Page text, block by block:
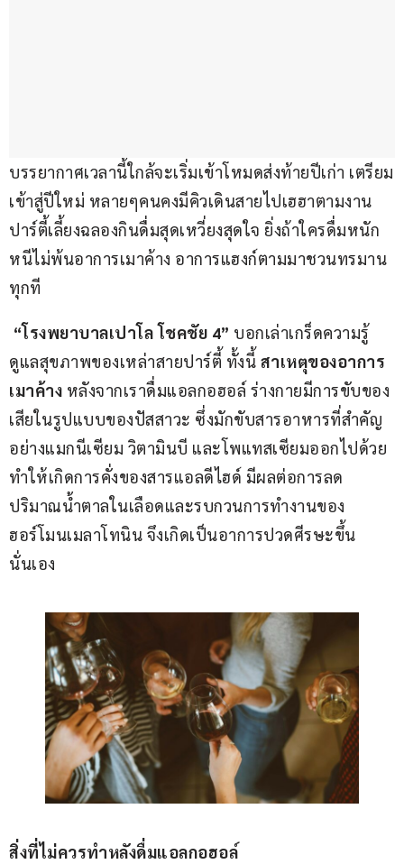
บรรยากาศเวลานี้ใกล้จะเริ่มเข้าโหมดส่งท้ายปีเก่า เตรียม
เข้าสู่ปีใหม่ หลายๆคนคงมีคิวเดินสายไปเฮฮาตามงาน
ปาร์ตี้เลี้ยงฉลองกินดื่มสุดเหวี่ยงสุดใจ ยิ่งถ้าใครดื่มหนัก
หนีไม่พ้นอาการเมาค้าง อาการแฮงก์ตามมาชวนทรมาน
ทุกที
“โรงพยาบาลเปาโล โชคชัย 4” บอกเล่าเกร็ดความรู้
ดูแลสุขภาพของเหล่าสายปาร์ตี้ ทั้งนี้ สาเหตุของอาการ
เมาค้าง หลังจากเราดื่มแอลกอฮอล์ ร่างกายมีการขับของ
เสียในรูปแบบของปัสสาวะ ซึ่งมักขับสารอาหารที่สำคัญ
อย่างแมกนีเซียม วิตามินบี และโพแทสเซียมออกไปด้วย
ทำให้เกิดการคั่งของสารแอลดีไฮด์ มีผลต่อการลด
ปริมาณน้ำตาลในเลือดและรบกวนการทำงานของ
ฮอร์โมนเมลาโทนิน จึงเกิดเป็นอาการปวดศีรษะขึ้น
นั่นเอง
สิ่งที่ไม่ควรทำหลังดื่มแอลกอฮอล์